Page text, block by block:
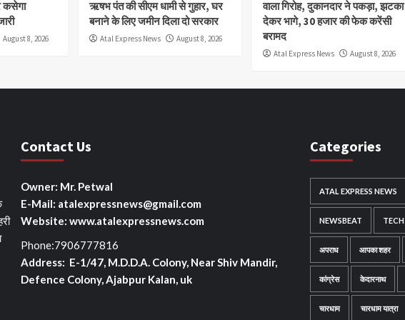
कसेगा
August 8, 2026
ऋषभ पंत की सीएम धामी से गुहार, घर
बनाने के लिए जमीन दिला दो सरकार
Atal Express News August 8, 2026
वाला गिरोह, दुकानदार ने पकड़ा, झटका
देकर भागे, 30 हजार की फेक करेंसी
बरामद
Atal Express News August 8, 2026
Contact Us
Owner: Mr. Petwal
E-Mail: atalexpressnews@gmail.com
Website: www.atalexpressnews.com
Phone:7906777816
Address: E-1/47, M.D.D.A. Colony, Near Shiv Mandir,
Defence Colony, Ajabpur Kalan, uk
Categories
ATAL EXPRESS NEWS
NEWSBEAT TECH
अपराध आपका शहर
कांग्रेस केदारनाथ
चारधाम चारधाम यात्रा